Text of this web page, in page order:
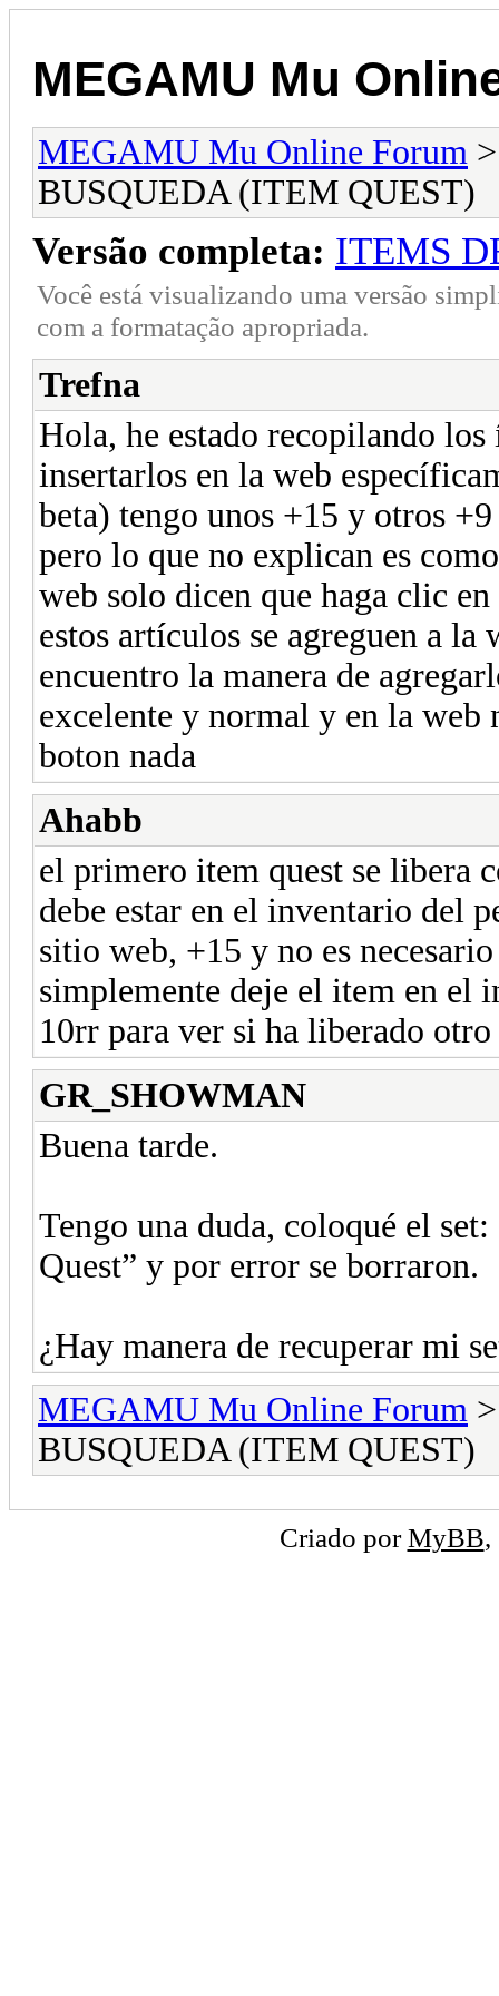
MEGAMU Mu
MEGAMU Mu Online Forum
BUSQUEDA (ITEM QUEST)
Versão completa: ITEMS
Você está visualizando uma versão
com a formatação apropriada.
Trefna
Hola, he estado recopilando
insertarlos en la web
beta) tengo unos +15 y otros
pero lo que no explican es
web solo dicen que haga clic
estos artículos se agreguen a
encuentro la manera de
excelente y normal y en la web
boton nada
Ahabb
el primero item quest se libera
debe estar en el inventario del
sitio web, +15 y no es
simplemente deje el item en el
10rr para ver si ha liberado otro
GR_SHOWMAN
Buena tarde.
Tengo una duda, coloqué el
Quest” y por error se borraron.
¿Hay manera de recuperar mi
MEGAMU Mu Online Forum
BUSQUEDA (ITEM QUEST)
Criado porMyBB,